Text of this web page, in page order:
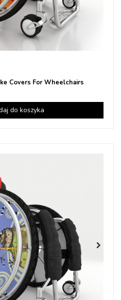
Covers For Wheelchairs
do koszyka